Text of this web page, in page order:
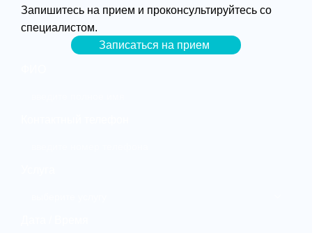
Запишитесь на прием и проконсультируйтесь со
специалистом.
Записаться на прием